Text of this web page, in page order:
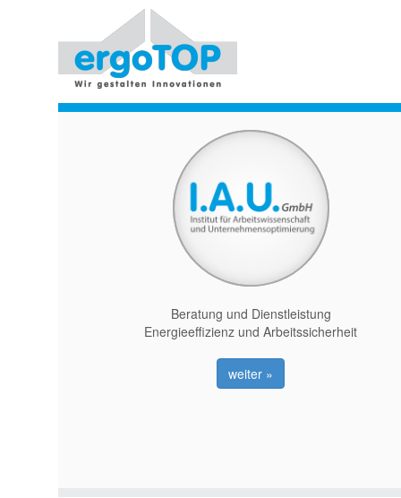
Beratung und Dienstleistung
Energieeffizienz und Arbeitssicherheit
weiter »